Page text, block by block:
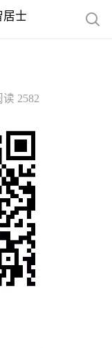
居士
读 2582